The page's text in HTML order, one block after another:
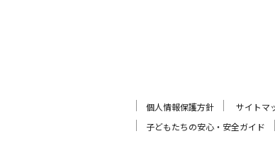
個人情報保護方針 サイトマ
子どもたちの安心・安全ガイド